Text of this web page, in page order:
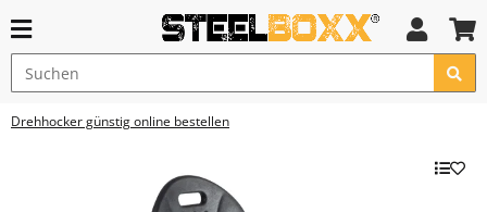
Drehhocker günstig online bestellen